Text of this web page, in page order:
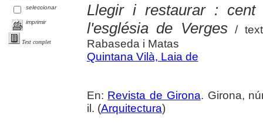
seleccionar
imprimir
Text complet
Llegir i restaurar :
l'església de Verges /
Rabaseda i Matas
Quintana Vilà, Laia de
En: Revista de Girona. Girona,
il. (Arquitectura)